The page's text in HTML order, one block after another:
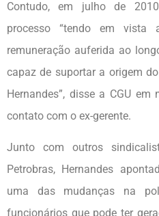
Contudo, em julho de
processo “tendo em
remuneração auferida ao
capaz de suportar a origem
Hernandes”, disse a CGU
contato com o ex-gerente.
Junto com outros
Petrobras, Hernandes
uma das mudanças na
funcionários que pode ter